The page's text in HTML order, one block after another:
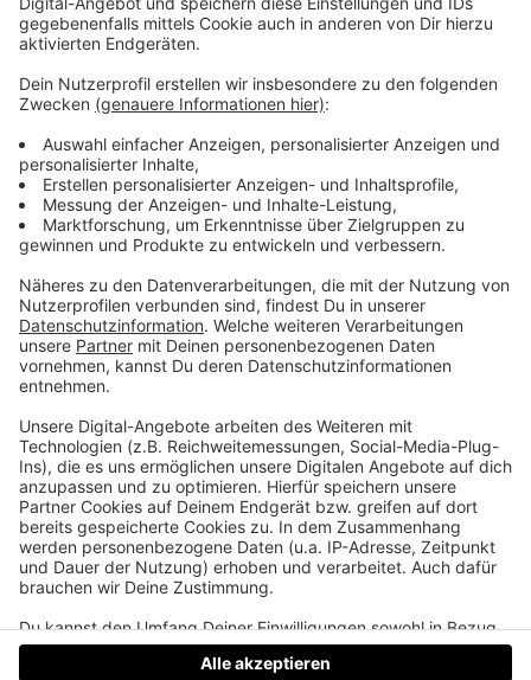
Doppelmord in Redlham
14.Juni 1984 in Redlham im Bezirk Vöcklabruck: Es ist
ein frühsommerlicher Tag. Warm. Es riecht nach
frisch gemähtem Gras. Es ist 16 Uhr: Ein Mann
kommt heim zu seiner Familie. Zu seiner Frau und
seiner drei Jahre alten Tochter. Er öffnet die Tür zu
seinem Haus und nichts ist mehr, wie es war. Dieser
Kriminalfall hat selbst hartgesottene Ermittler
extrem belastet. Und der Verdächtige war kein
Unbekannter!
DatenschutzImpressumAGBsJobsKontaktWerben